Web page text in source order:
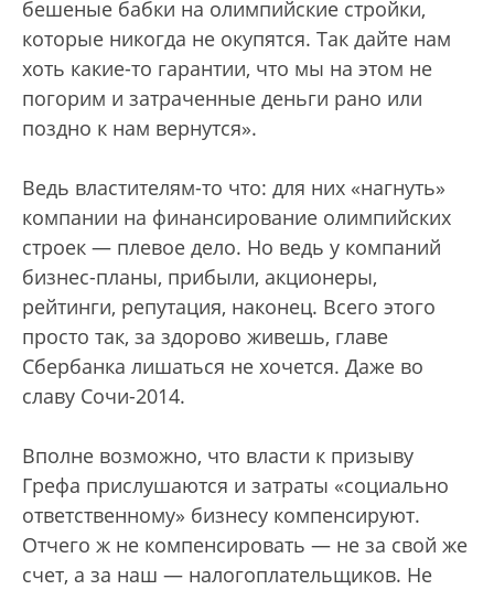
бешеные бабки на олимпийские стройки,
которые никогда не окупятся. Так дайте нам
хоть какие-то гарантии, что мы на этом не
погорим и затраченные деньги рано или
поздно к нам вернутся».
Ведь властителям-то что: для них «нагнуть»
компании на финансирование олимпийских
строек — плевое дело. Но ведь у компаний
бизнес-планы, прибыли, акционеры,
рейтинги, репутация, наконец. Всего этого
просто так, за здорово живешь, главе
Сбербанка лишаться не хочется. Даже во
славу Сочи-2014.
Вполне возможно, что власти к призыву
Грефа прислушаются и затраты «социально
ответственному» бизнесу компенсируют.
Отчего ж не компенсировать — не за свой же
счет, а за наш — налогоплательщиков. Не